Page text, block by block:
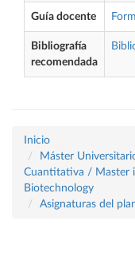
Guía docente
Bibliografía
recomendada
Inicio
Máster
Cuantitativa / Master
Biotechnology
Asignaturas del